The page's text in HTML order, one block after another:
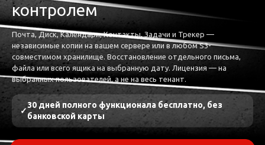
контролем
Почта, Диск, Календари, Контакты, Задачи и Трекер —
независимые копии на вашем сервере или в любом S3-
совместимом хранилище. Восстановление отдельного письма,
файла или всего ящика на выбранную дату. Лицензия — на
выбранных пользователей, а не на весь тенант.
30 дней полного функционала бесплатно, без
банковской карты